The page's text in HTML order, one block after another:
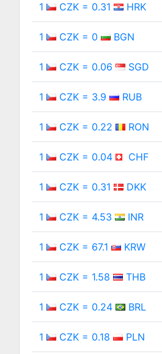
1 CZK = 0.31 HRK
1 CZK = 0 BGN
1 CZK = 0.06 SGD
1 CZK = 3.9 RUB
1 CZK = 0.22 RON
1 CZK = 0.04 CHF
1 CZK = 0.31 DKK
1 CZK = 4.53 INR
1 CZK = 67.1 KRW
1 CZK = 1.58 THB
1 CZK = 0.24 BRL
1 CZK = 0.18 PLN